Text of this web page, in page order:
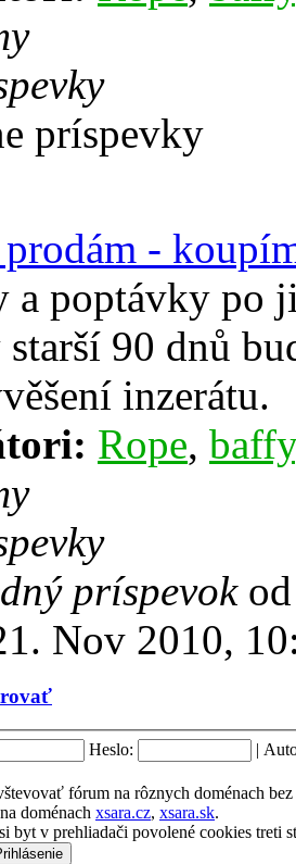
príspevky
-
a poptávky po
90 dnů
inzerátu.
Rope, baffy
príspevok
Nov 2010,
Heslo: |
fórum na rôznych doménach
doménach xsara.cz, xsara.sk.
byt v prehliadači povolené cookies treti